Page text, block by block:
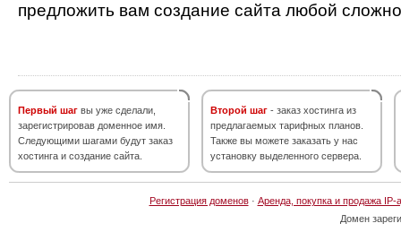
предложить вам создание сайта любой
Первый шаг вы уже сделали,
зарегистрировав доменное имя.
Следующими шагами будут заказ
хостинга и создание сайта.
Второй шаг - заказ хостинга из
предлагаемых тарифных планов.
Также вы можете заказать у нас
установку выделенного сервера.
Регистрация доменов· Аренда, покупка и продажа IP-
Домен